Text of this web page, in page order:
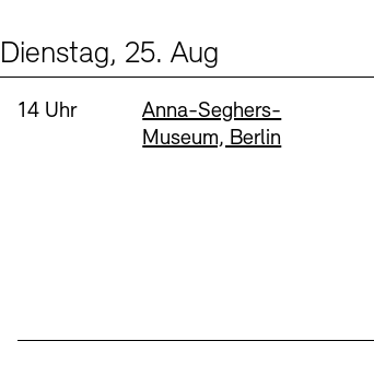
Dienstag, 25. Aug
Uhrzeit:
14 Uhr Standort
Anna-Seghers-
Museum, Berlin